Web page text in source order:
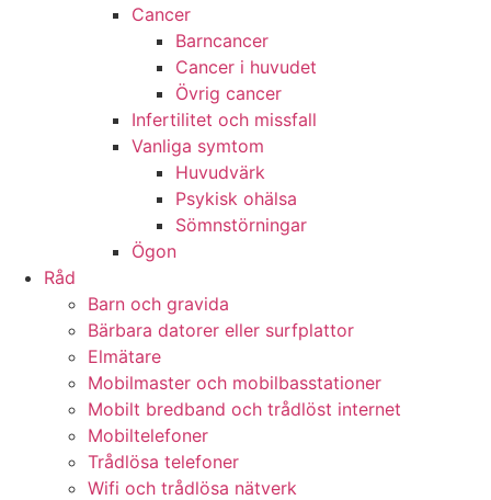
Cancer
Barncancer
Cancer i huvudet
Övrig cancer
Infertilitet och missfall
Vanliga symtom
Huvudvärk
Psykisk ohälsa
Sömnstörningar
Ögon
Råd
Barn och gravida
Bärbara datorer eller surfplattor
Elmätare
Mobilmaster och mobilbasstationer
Mobilt bredband och trådlöst internet
Mobiltelefoner
Trådlösa telefoner
Wifi och trådlösa nätverk